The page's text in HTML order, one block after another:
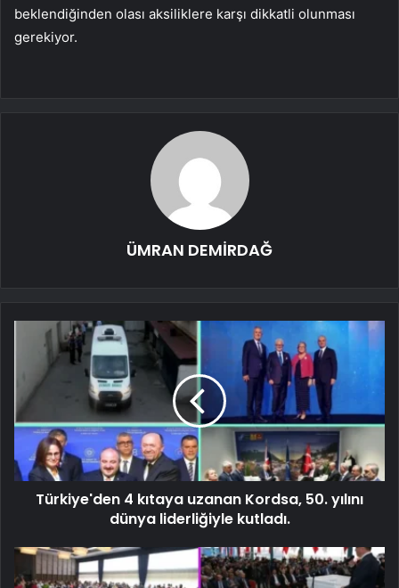
beklendiğinden olası aksiliklere karşı dikkatli olunması
gerekiyor.
ÜMRAN DEMİRDAĞ
Türkiye'den 4 kıtaya uzanan Kordsa, 50. yılını
dünya liderliğiyle kutladı.